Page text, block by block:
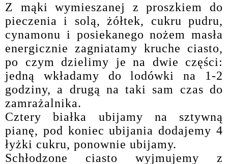
Z mąki wymieszanej z proszkiem do
pieczenia i solą, żółtek, cukru pudru,
cynamonu i posiekanego nożem masła
energicznie zagniatamy kruche ciasto,
po czym dzielimy je na dwie części:
jedną wkładamy do lodówki na 1-2
godziny, a drugą na taki sam czas do
zamrażalnika.
Cztery białka ubijamy na sztywną
pianę, pod koniec ubijania dodajemy 4
łyżki cukru, ponownie ubijamy.
Schłodzone ciasto wyjmujemy z